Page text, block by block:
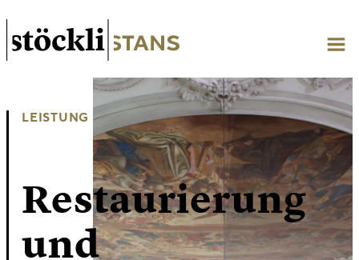
LEISTUNG
Restaurierung
und